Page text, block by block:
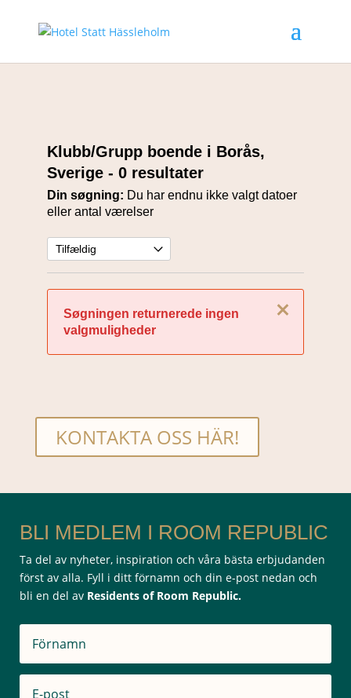
Klubb/Grupp boende i Borås,
Sverige - 0 resultater
Din søgning: Du har endnu ikke valgt datoer
eller antal værelser
Luk
Søgningen returnerede ingen
valgmuligheder
KONTAKTA OSS HÄR!
BLI MEDLEM I ROOM REPUBLIC
Ta del av nyheter, inspiration och våra bästa erbjudanden
först av alla. Fyll i ditt förnamn och din e-post nedan och
bli en del av Residents of Room Republic.